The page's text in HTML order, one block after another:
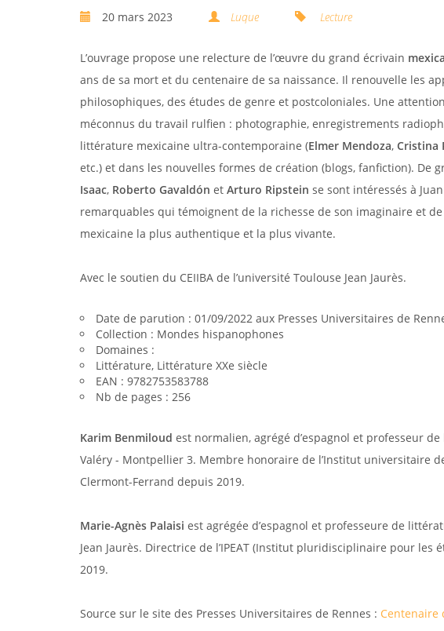
20 mars 2023 Luque Lecture
L’ouvrage propose une relecture de l’œuvre du grand écrivain
ans de sa mort et du centenaire de sa naissance. Il renouvelle les
philosophiques, des études de genre et postcoloniales. Une
méconnus du travail rulfien : photographie, enregistrements
littérature mexicaine ultra-contemporaine (Elmer Mendoza, Cristina
etc.) et dans les nouvelles formes de création (blogs, fanfiction). De
Isaac, Roberto Gavaldón et Arturo Ripstein se sont intéressés à
remarquables qui témoignent de la richesse de son imaginaire et
mexicaine la plus authentique et la plus vivante.
Avec le soutien du CEIIBA de l’université Toulouse Jean Jaurès.
Date de parution : 01/09/2022 aux Presses Universitaires de
Collection : Mondes hispanophones
Domaines :
Littérature, Littérature XXe siècle
EAN : 9782753583788
Nb de pages : 256
Karim Benmiloud est normalien, agrégé d’espagnol et professeur
Valéry - Montpellier 3. Membre honoraire de l’Institut universitaire
Clermont-Ferrand depuis 2019.
Marie-Agnès Palaisi est agrégée d’espagnol et professeure de
Jean Jaurès. Directrice de l’IPEAT (Institut pluridisciplinaire pour les
2019.
Source sur le site des Presses Universitaires de Rennes : Centenaire